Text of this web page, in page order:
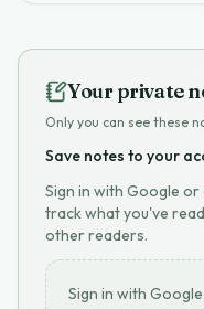
Your private
Only you can see these
Save notes to your
Sign in with Google
track what you've
other readers.
Sign in with